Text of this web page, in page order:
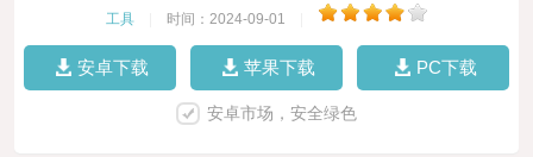
工具 时间：2024-09-01
安卓下载 苹果下载 PC下载
安卓市场，安全绿色